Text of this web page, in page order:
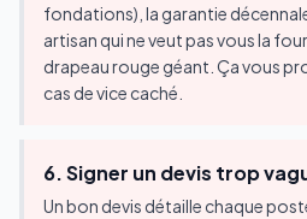
fondations), la garantie
artisan qui ne veut pas vous la
drapeau rouge géant. Ça vous
cas de vice caché.
6. Signer un devis trop
Un bon devis détaille chaque